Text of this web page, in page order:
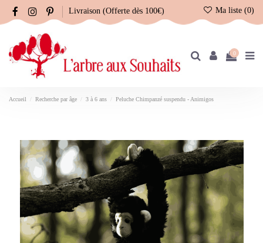
Livraison (Offerte dès 100€) Ma liste (0)
0
Accueil Recherche par âge 3 à 6 ans Peluche Chimpanzé suspendu - Animigos